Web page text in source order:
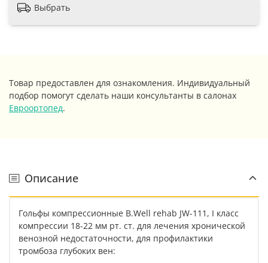
Выбрать
Товар предоставлен для ознакомления. Индивидуальный
подбор помогут сделать наши консультанты в салонах
Евроортопед.
Описание
Гольфы компрессионные B.Well rehab JW-111, I класс
компрессии 18-22 мм рт. ст. для лечения хронической
венозной недостаточности, для профилактики
тромбоза глубоких вен: